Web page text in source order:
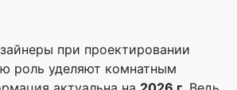
при проектировании
роль уделяют комнатным